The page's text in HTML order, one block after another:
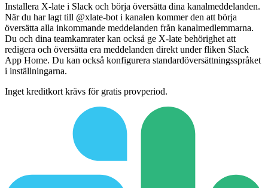
Installera X-late i Slack och börja översätta dina kanalmeddelanden.
När du har lagt till @xlate-bot i kanalen kommer den att börja
översätta alla inkommande meddelanden från kanalmedlemmarna.
Du och dina teamkamrater kan också ge X-late behörighet att
redigera och översätta era meddelanden direkt under fliken Slack
App Home. Du kan också konfigurera standardöversättningsspråket
i inställningarna.
Inget kreditkort krävs för gratis provperiod.